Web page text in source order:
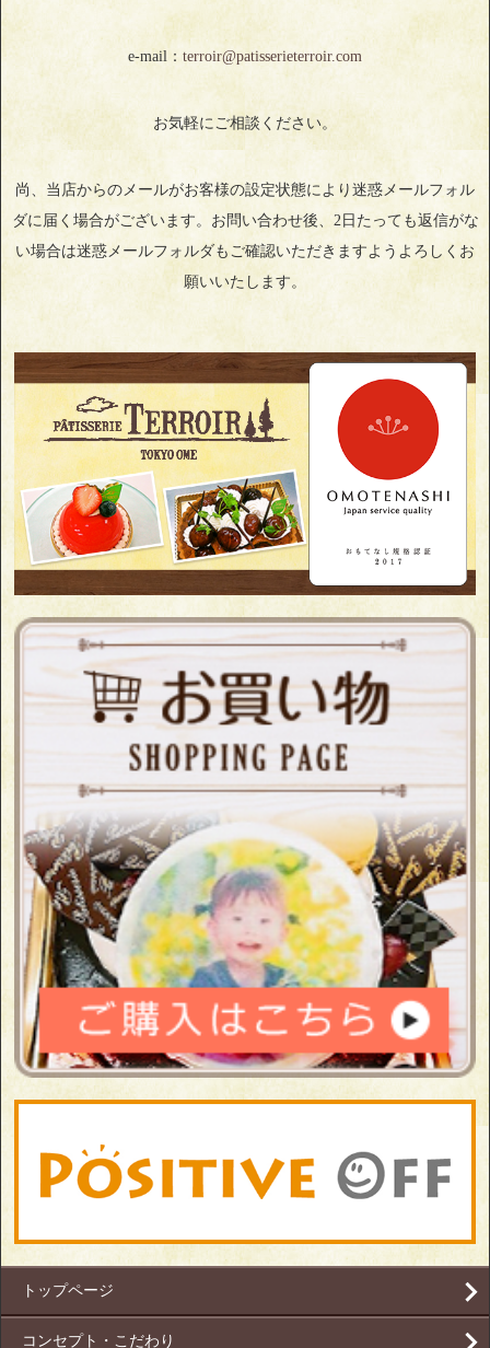
e-mail： terroir@patisserieterroir.com
お気軽にご相談ください。
尚、当店からのメールがお客様の設定状態により迷惑メールフォル
ダに届く場合がございます。お問い合わせ後、2日たっても返信がな
い場合は迷惑メールフォルダもご確認いただきますようよろしくお
願いいたします。
トップページ
コンセプト・こだわり